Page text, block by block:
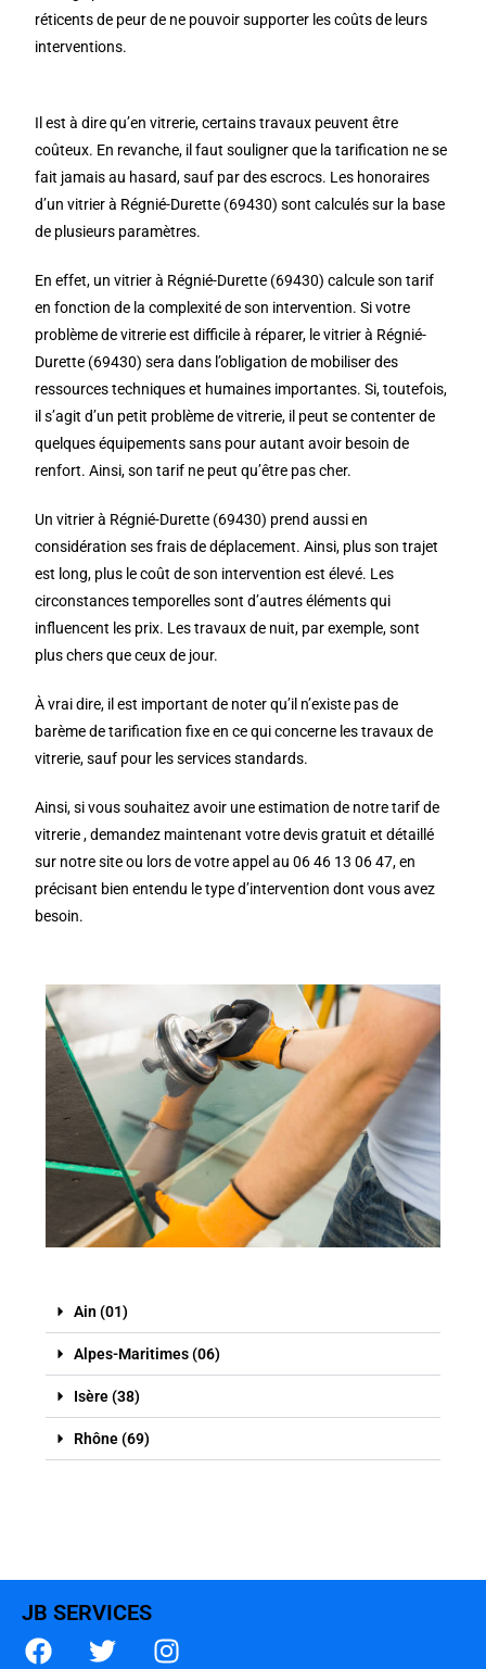
réticents de peur de ne pouvoir supporter les coûts de leurs
interventions.
Il est à dire qu’en vitrerie, certains travaux peuvent être
coûteux. En revanche, il faut souligner que la tarification ne se
fait jamais au hasard, sauf par des escrocs. Les honoraires
d’un vitrier à Régnié-Durette (69430) sont calculés sur la base
de plusieurs paramètres.
En effet, un vitrier à Régnié-Durette (69430) calcule son tarif
en fonction de la complexité de son intervention. Si votre
problème de vitrerie est difficile à réparer, le vitrier à Régnié-
Durette (69430) sera dans l’obligation de mobiliser des
ressources techniques et humaines importantes. Si, toutefois,
il s’agit d’un petit problème de vitrerie, il peut se contenter de
quelques équipements sans pour autant avoir besoin de
renfort. Ainsi, son tarif ne peut qu’être pas cher.
Un vitrier à Régnié-Durette (69430) prend aussi en
considération ses frais de déplacement. Ainsi, plus son trajet
est long, plus le coût de son intervention est élevé. Les
circonstances temporelles sont d’autres éléments qui
influencent les prix. Les travaux de nuit, par exemple, sont
plus chers que ceux de jour.
À vrai dire, il est important de noter qu’il n’existe pas de
barème de tarification fixe en ce qui concerne les travaux de
vitrerie, sauf pour les services standards.
Ainsi, si vous souhaitez avoir une estimation de notre tarif de
vitrerie , demandez maintenant votre devis gratuit et détaillé
sur notre site ou lors de votre appel au 06 46 13 06 47, en
précisant bien entendu le type d’intervention dont vous avez
besoin.
Ain (01)
Alpes-Maritimes (06)
Isère (38)
Rhône (69)
JB SERVICES